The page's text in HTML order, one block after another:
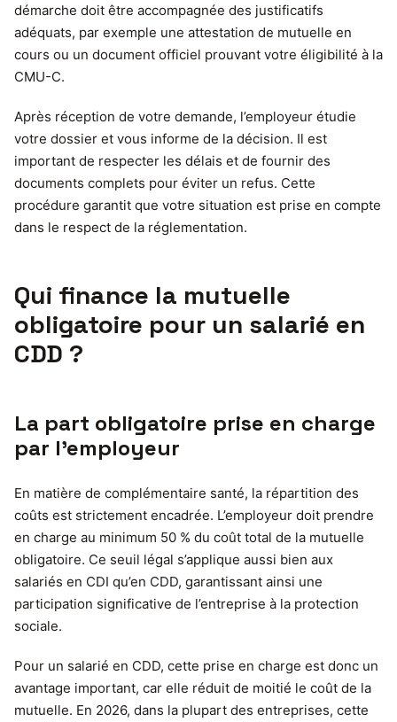
démarche doit être accompagnée des justificatifs
adéquats, par exemple une attestation de mutuelle en
cours ou un document officiel prouvant votre éligibilité à la
CMU-C.
Après réception de votre demande, l’employeur étudie
votre dossier et vous informe de la décision. Il est
important de respecter les délais et de fournir des
documents complets pour éviter un refus. Cette
procédure garantit que votre situation est prise en compte
dans le respect de la réglementation.
Qui finance la mutuelle
obligatoire pour un salarié en
CDD ?
La part obligatoire prise en charge
par l’employeur
En matière de complémentaire santé, la répartition des
coûts est strictement encadrée. L’employeur doit prendre
en charge au minimum 50 % du coût total de la mutuelle
obligatoire. Ce seuil légal s’applique aussi bien aux
salariés en CDI qu’en CDD, garantissant ainsi une
participation significative de l’entreprise à la protection
sociale.
Pour un salarié en CDD, cette prise en charge est donc un
avantage important, car elle réduit de moitié le coût de la
mutuelle. En 2026, dans la plupart des entreprises, cette